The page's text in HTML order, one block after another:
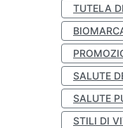
TUTELA
SALUTE
SALUTE
STILI DI